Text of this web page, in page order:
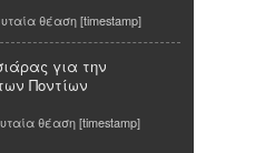
θέαση [timestamp]
για την
Ποντίων
θέαση [timestamp]